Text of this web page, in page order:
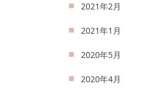
2021年2月
2021年1月
2020年5月
2020年4月